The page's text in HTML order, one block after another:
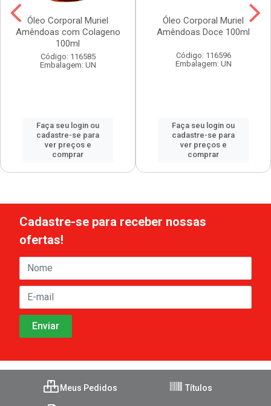
Óleo Corporal Muriel
Amêndoas com Colageno
100ml
Código: 116585
Embalagem: UN
Faça seu login ou
cadastre-se para
ver preços e
comprar
Óleo Corporal Muriel
Amêndoas Doce 100ml
Código: 116596
Embalagem: UN
Faça seu login ou
cadastre-se para
ver preços e
comprar
Cadastre-se para receber nossas
ofertas!
Meus Pedidos Títulos